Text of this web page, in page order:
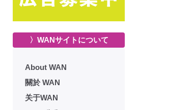
〉WANサイトについて
About WAN
關於 WAN
关于WAN